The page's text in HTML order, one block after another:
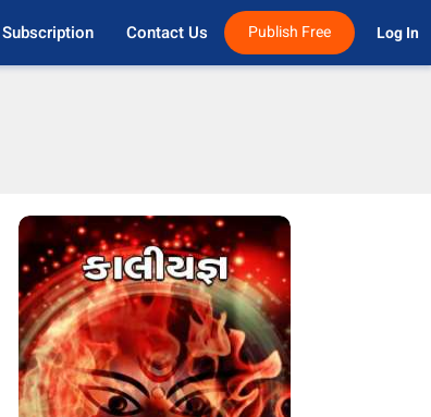
Subscription Contact Us Publish Free Log In